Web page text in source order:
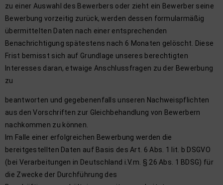
zu einer Auswahl des Bewerbers oder zieht ein Bewerber seine
Bewerbung vorzeitig zurück, werden dessen formularmäßig
übermittelten Daten nach einer entsprechenden
Benachrichtigung spätestens nach 6 Monaten gelöscht. Diese
Frist bemisst sich auf Grundlage unseres berechtigten
Interesses daran, etwaige Anschlussfragen zu der Bewerbung
zu
beantworten und gegebenenfalls unseren Nachweispflichten
aus den Vorschriften zur Gleichbehandlung von Bewerbern
nachkommen zu können.
Im Falle einer erfolgreichen Bewerbung werden die
bereitgestellten Daten auf Basis des Art. 6 Abs. 1 lit. b DSGVO
(bei Verarbeitungen in Deutschland i.V.m. § 26 Abs. 1 BDSG) für
die Zwecke der Durchführung des